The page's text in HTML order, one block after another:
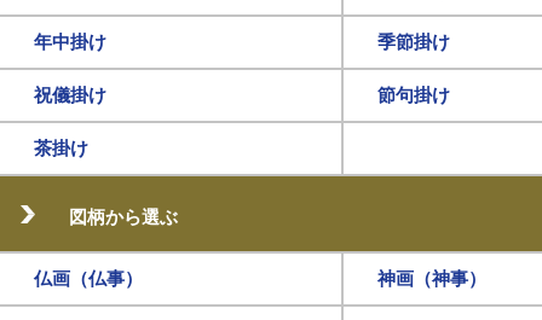
年中掛け 季節掛け
祝儀掛け 節句掛け
茶掛け
図柄から選ぶ
仏画（仏事） 神画（神事）